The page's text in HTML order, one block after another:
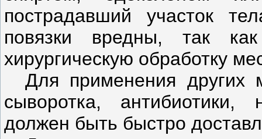
пострадавший участок
повязки вредны, так
хирургическую обработку
Для применения других
сыворотка, антибиотики,
должен быть быстро